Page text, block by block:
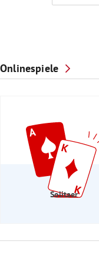
Onlinespiele
Solitaer